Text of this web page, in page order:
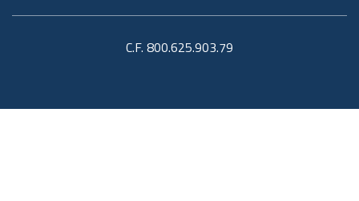
C.F. 800.625.903.79